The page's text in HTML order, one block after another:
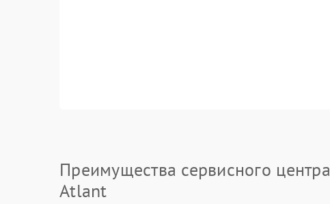
Преимущества сервисного центра
Atlant